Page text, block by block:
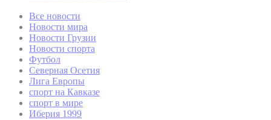
Все новости
Новости мира
Новости Грузии
Новости спорта
Футбол
Северная Осетия
Лига Европы
спорт на Кавказе
спорт в мире
Иберия 1999